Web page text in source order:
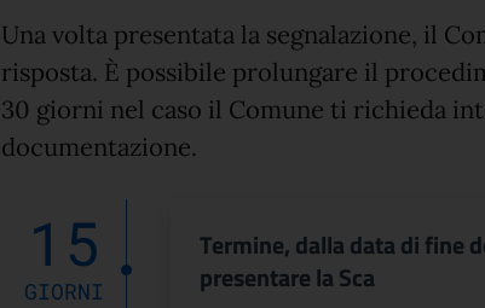
Una volta presentata la segnalazione, il
risposta. È possibile prolungare il
30 giorni nel caso il Comune ti richieda
documentazione.
15
GIORNI
Termine, dalla data di fine
presentare la Sca